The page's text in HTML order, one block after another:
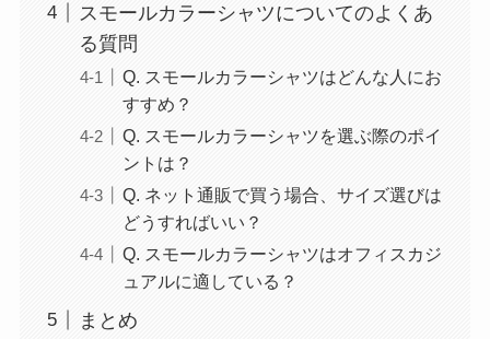
スモールカラーシャツについてのよくあ
る質問
Q. スモールカラーシャツはどんな人にお
すすめ？
Q. スモールカラーシャツを選ぶ際のポイ
ントは？
Q. ネット通販で買う場合、サイズ選びは
どうすればいい？
Q. スモールカラーシャツはオフィスカジ
ュアルに適している？
まとめ